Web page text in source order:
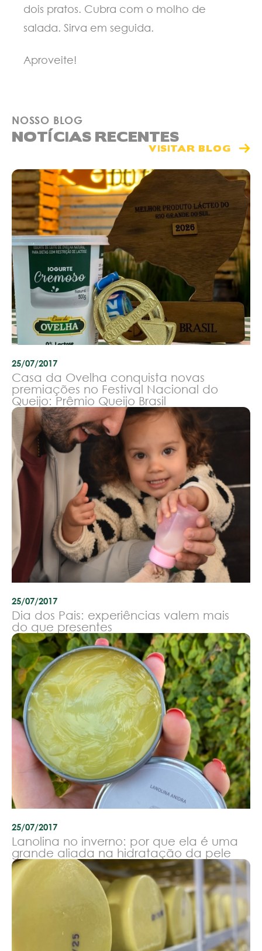
dois pratos. Cubra com o molho de
salada. Sirva em seguida.
Aproveite!
NOSSO BLOG
NOTÍCIAS RECENTES
VISITAR BLOG
25/07/2017
Casa da Ovelha conquista novas
premiações no Festival Nacional do
Queijo: Prêmio Queijo Brasil
25/07/2017
Dia dos Pais: experiências valem mais
do que presentes
25/07/2017
Lanolina no inverno: por que ela é uma
grande aliada na hidratação da pele